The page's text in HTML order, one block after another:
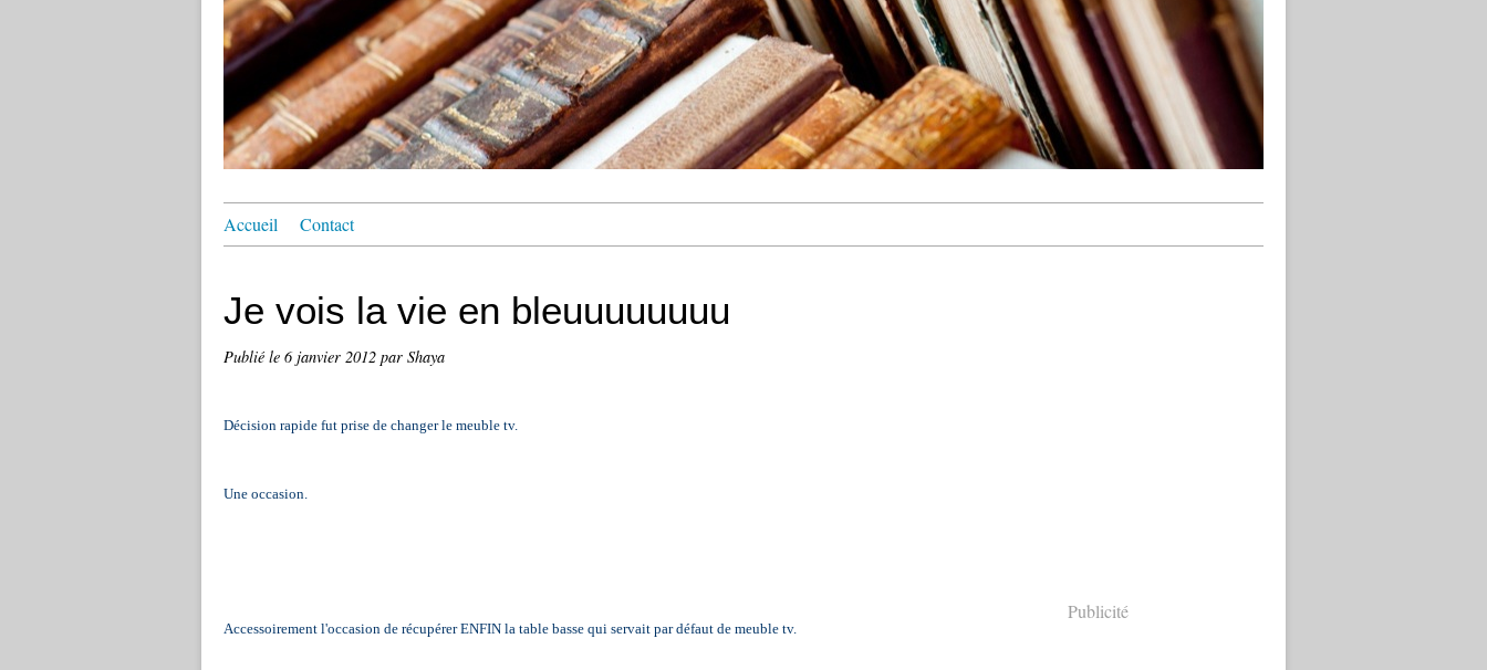
Accueil Contact
Je vois la vie en bleuuuuuuuu
Publié le 6 janvier 2012 par Shaya
Décision rapide fut prise de changer le meuble tv.
Une occasion.
Accessoirement l'occasion de récupérer ENFIN la table basse qui servait par défaut de meuble tv.
Publicité